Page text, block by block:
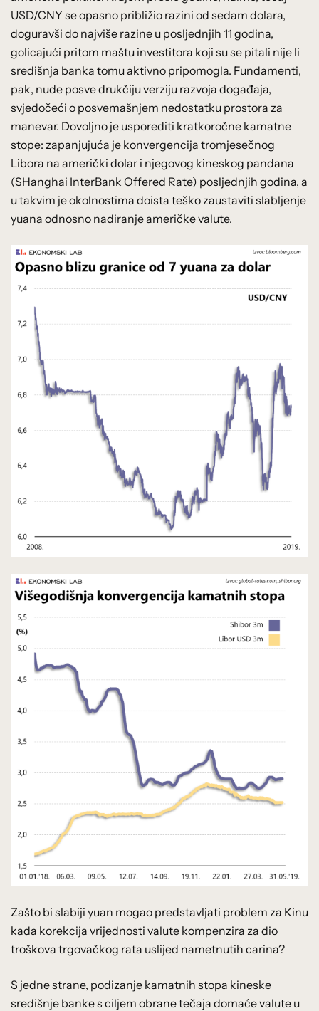
USD/CNY se opasno približio razini od sedam dolara,
doguravši do najviše razine u posljednjih 11 godina,
golicajući pritom maštu investitora koji su se pitali nije li
središnja banka tomu aktivno pripomogla. Fundamenti,
pak, nude posve drukčiju verziju razvoja događaja,
svjedočeći o posvemašnjem nedostatku prostora za
manevar. Dovoljno je usporediti kratkoročne kamatne
stope: zapanjujuća je konvergencija tromjesečnog
Libora na američki dolar i njegovog kineskog pandana
(SHanghai InterBank Offered Rate) posljednjih godina, a
u takvim je okolnostima doista teško zaustaviti slabljenje
yuana odnosno nadiranje američke valute.
Zašto bi slabiji yuan mogao predstavljati problem za Kinu
kada korekcija vrijednosti valute kompenzira za dio
troškova trgovačkog rata uslijed nametnutih carina?
S jedne strane, podizanje kamatnih stopa kineske
središnje banke s ciljem obrane tečaja domaće valute u